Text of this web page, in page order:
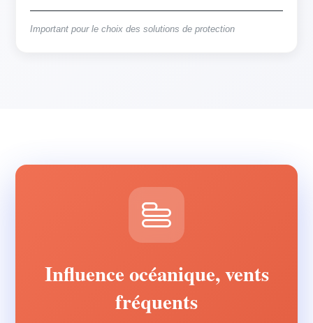
Important pour le choix des solutions de protection
Influence océanique, vents
fréquents